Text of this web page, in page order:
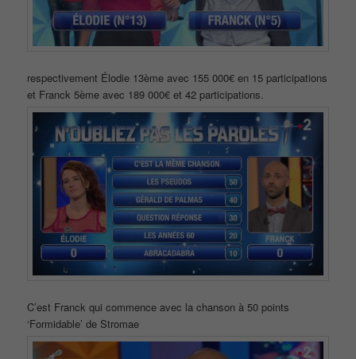
respectivement Élodie 13ème avec 155 000€ en 15 participations
et Franck 5ème avec 189 000€ et 42 participations.
C’est Franck qui commence avec la chanson à 50 points
‘Formidable’ de Stromae